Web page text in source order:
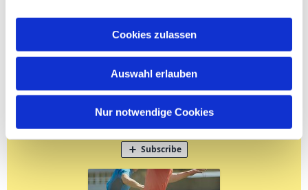
Cookies zulassen
Auswahl erlauben
Nur notwendige Cookies